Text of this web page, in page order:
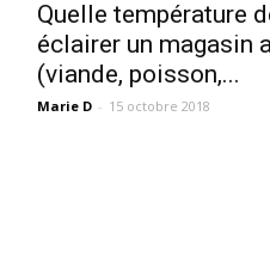
Quelle température
éclairer un magasin
(viande, poisson,...
Marie D - 15 octobre 2018